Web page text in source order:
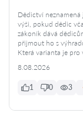
Dědictví
výši, pokud dědic
zákoník dává
přijmout ho s
Která varianta je
8.08.2026
1 0 3